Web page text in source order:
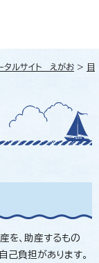
タルサイト えがお >
目
を、助産するもの
己負担があります。